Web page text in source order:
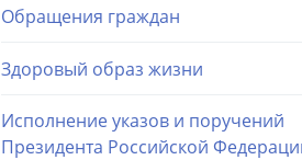
Обращения граждан
Здоровый образ жизни
Исполнение указов и поручений
Президента Российской